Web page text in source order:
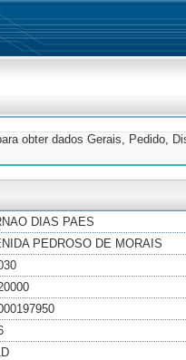
obter dados Gerais, Pedido,
DIAS PAES
PEDROSO DE MORAIS